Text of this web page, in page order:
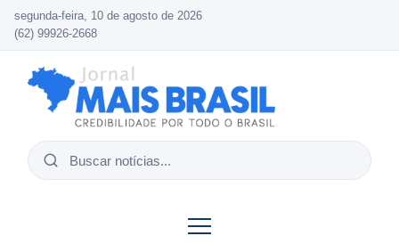
segunda-feira, 10 de agosto de 2026
(62) 99926-2668
Buscar